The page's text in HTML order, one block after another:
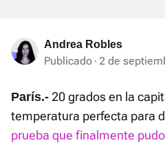
Andrea Robles
Publicado 2 de
París.- 20 grados en la
temperatura perfecta para
prueba que finalmente